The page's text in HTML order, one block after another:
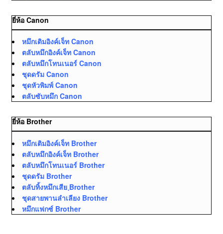
ยี่ห้อ Canon
หมึกเติมอิงค์เจ็ท Canon
ตลับหมึกอิงค์เจ็ท Canon
ตลับหมึกโทนเนอร์ Canon
ชุดดรัม Canon
ชุดหัวพิมพ์ Canon
ตลับซับหมึก Canon
ยี่ห้อ Brother
หมึกเติมอิงค์เจ็ท Brother
ตลับหมึกอิงค์เจ็ท Brother
ตลับหมึกโทนเนอร์ Brother
ชุดดรัม Brother
ตลับทิ้งหมึกเสีย ฺBrother
ชุดสายพานลำเลียง Brother
หมึกแฟกซ์ Brother